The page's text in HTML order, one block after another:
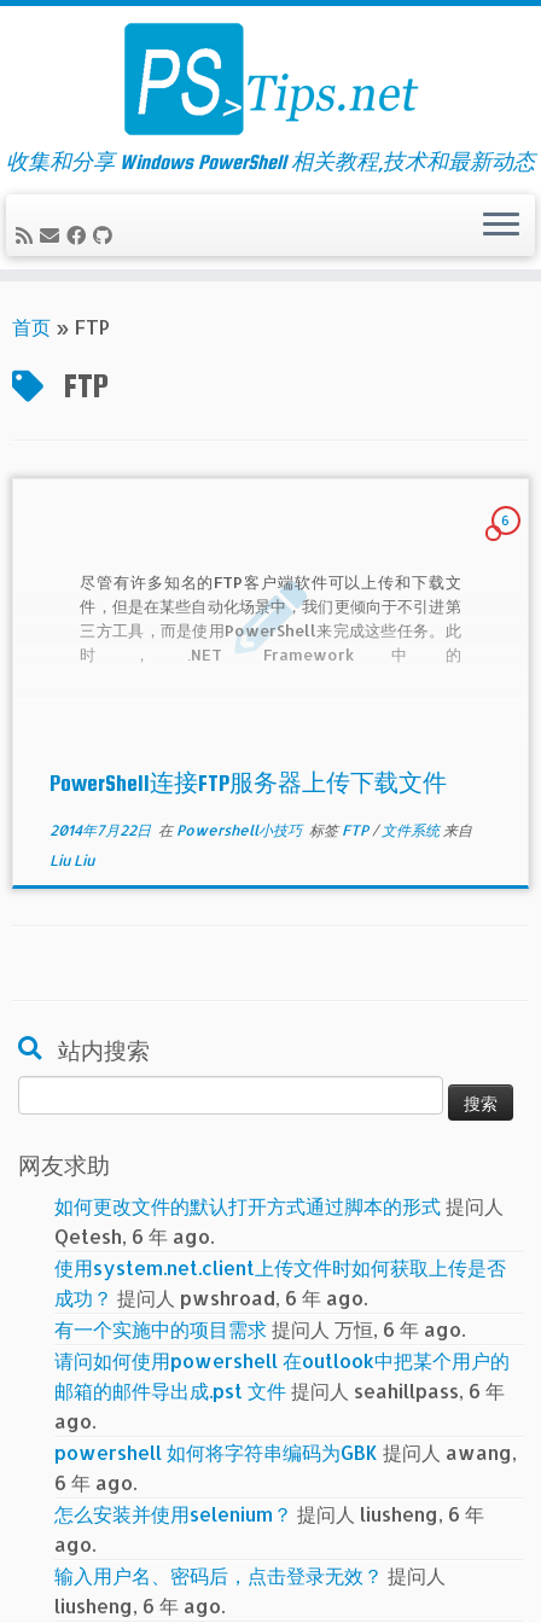
Skip
收集和分享 Windows PowerShell 相关教程,技术和最新动态
首页 » FTP
FTP
6
尽管有许多知名的FTP客户端软件可以上传和下载文
件，但是在某些自动化场景中，我们更倾向于不引进第
三方工具，而是使用PowerShell来完成这些任务。此
时，.NET Framework中的
PowerShell连接FTP服务器上传下载文件
2014年7月22日在 Powershell小技巧 标签FTP/ 文件系统 来自
Liu Liu
站内搜索
索：
网友求助
如何更改文件的默认打开方式通过脚本的形式提问人
Qetesh, 6 年 ago.
使用system.net.client上传文件时如何获取上传是否
成功？ 提问人 pwshroad, 6 年 ago.
有一个实施中的项目需求提问人 万恒, 6 年 ago.
请问如何使用powershell 在outlook中把某个用户的
邮箱的邮件导出成.pst 文件提问人 seahillpass, 6 年
ago.
powershell 如何将字符串编码为GBK 提问人 awang,
6 年 ago.
怎么安装并使用selenium？ 提问人 liusheng, 6 年
ago.
输入用户名、密码后，点击登录无效？ 提问人
liusheng, 6 年 ago.